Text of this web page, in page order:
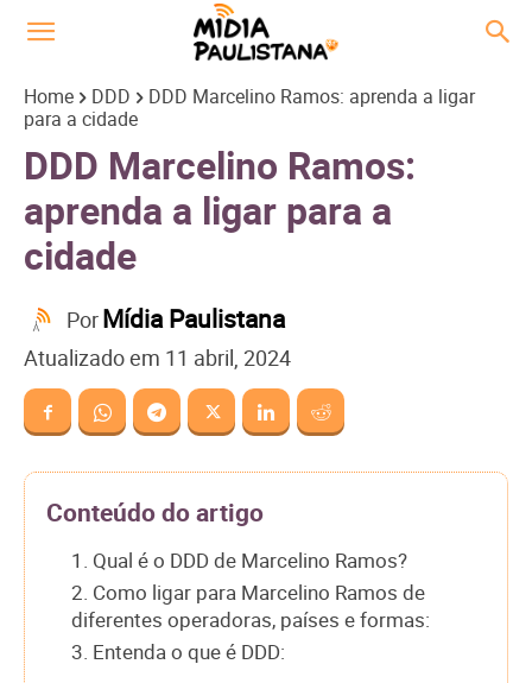
Home DDD
DDD Marcelino Ramos: aprenda a ligar
para a cidade
DDD Marcelino Ramos:
aprenda a ligar para a
cidade
PorMídia Paulistana
Atualizado em 11 abril, 2024
Conteúdo do artigo
1. Qual é o DDD de Marcelino Ramos?
2. Como ligar para Marcelino Ramos de
diferentes operadoras, países e formas:
3. Entenda o que é DDD: